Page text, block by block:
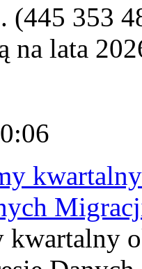
(445 353
na lata
kwartalny